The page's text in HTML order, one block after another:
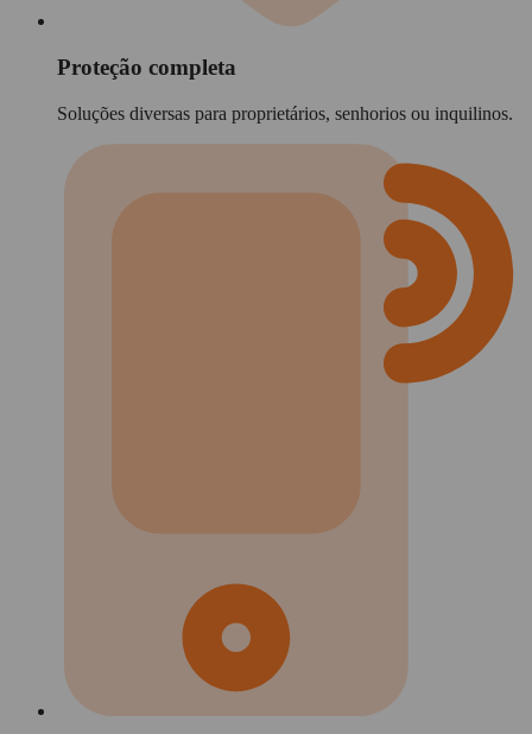
Proteção completa
Soluções diversas para proprietários, senhorios ou inquilinos.